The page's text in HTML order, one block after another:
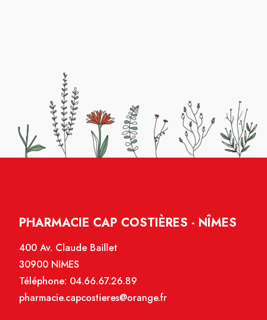
PHARMACIE CAP COSTIÈRES - NÎMES
400 Av. Claude Baillet
30900 NIMES
Téléphone: 04.66.67.26.89
pharmacie.capcostieres@orange.fr